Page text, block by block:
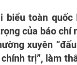
toàn quốc
của báo chí
xuyên
trị”, làm